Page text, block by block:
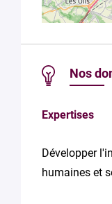
Nos
Expertises
Développer
humaines et